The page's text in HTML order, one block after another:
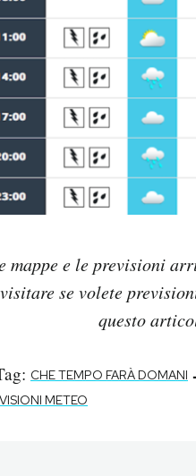
mappe e le previsioni
visitare se volete
questo
CHE TEMPO FARÀ DOMANI
METEO